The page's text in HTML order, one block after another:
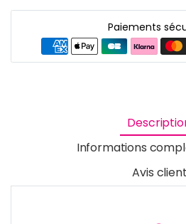
Paiements
Informations
Avis